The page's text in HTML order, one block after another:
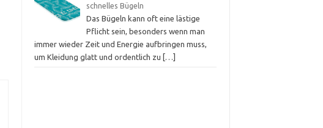
schnelles Bügeln
Das Bügeln kann oft eine lästige
Pflicht sein, besonders wenn man
immer wieder Zeit und Energie aufbringen muss,
um Kleidung glatt und ordentlich zu
[…]